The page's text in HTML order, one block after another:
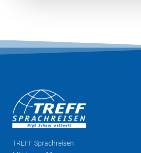
TREFFSprachreisen